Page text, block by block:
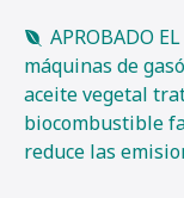
APROBADO
máquinas de
aceite vegetal
biocombustible
reduce las